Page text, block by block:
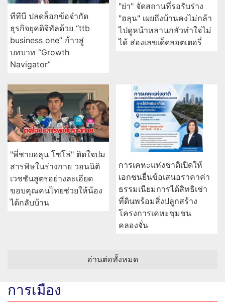
ทีทีบี ปลดล็อกข้อจำกัด
ธุรกิจยุคดิจิทัลด้วย “ttb
business one” ก้าวสู่
บทบาท “Growth
Navigator”
"ย่า" จัดสถานที่รอรับร่าง
"ฮลุน" เผยถึงบ้านคงไม่กล้า
ไปดูหน้าหลานกลัวทำใจไม่
ได้ ส่องเลขเด็ดลอตเตอรี่
"พี่ชายฮลุน โซโล่" ติดใจปม
สารพิษในร่างกาย วอนนิติ
เวชชันสูตรอย่างละเอียด
ขอบคุณคนไทยช่วยให้น้อง
ได้กลับบ้าน
การเคหะแห่งชาติเปิดให้
เอกชนยื่นข้อเสนอราคาค่า
ธรรมเนียมการได้สิทธิเช่า
ที่ดินพร้อมสิ่งปลูกสร้าง
โครงการเคหะชุมชน
คลองจั่น
อ่านต่อทั้งหมด
การเมือง